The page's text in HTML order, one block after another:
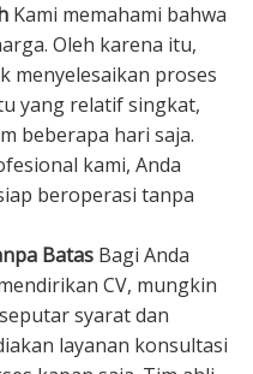
Kami memahami bahwa
Oleh karena itu,
menyelesaikan proses
yang relatif singkat,
beberapa hari saja.
kami, Anda
beroperasi tanpa
Batas Bagi Anda
CV, mungkin
syarat dan
layanan konsultasi